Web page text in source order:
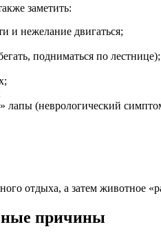
заметить:
и нежелание двигаться;
подниматься по лестнице);
лапы (неврологический
отдыха, а затем животное
причины